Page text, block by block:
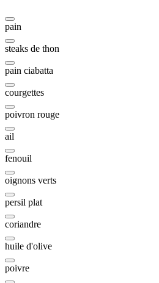
pain
steaks de thon
pain ciabatta
courgettes
poivron rouge
ail
fenouil
oignons verts
persil plat
coriandre
huile d'olive
poivre